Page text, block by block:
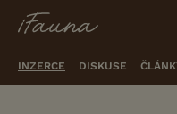
INZERCE DISKUSE